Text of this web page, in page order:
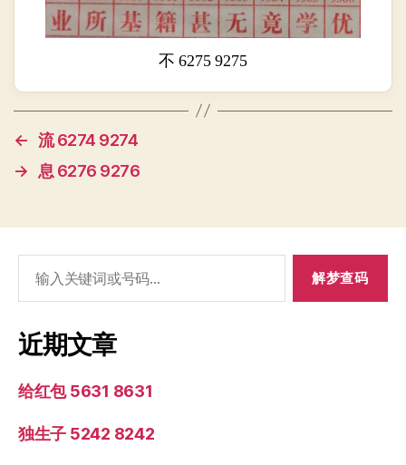
不 6275 9275
← 流 6274 9274
→
息 6276 9276
索：
近期文章
给红包 5631 8631
独生子 5242 8242